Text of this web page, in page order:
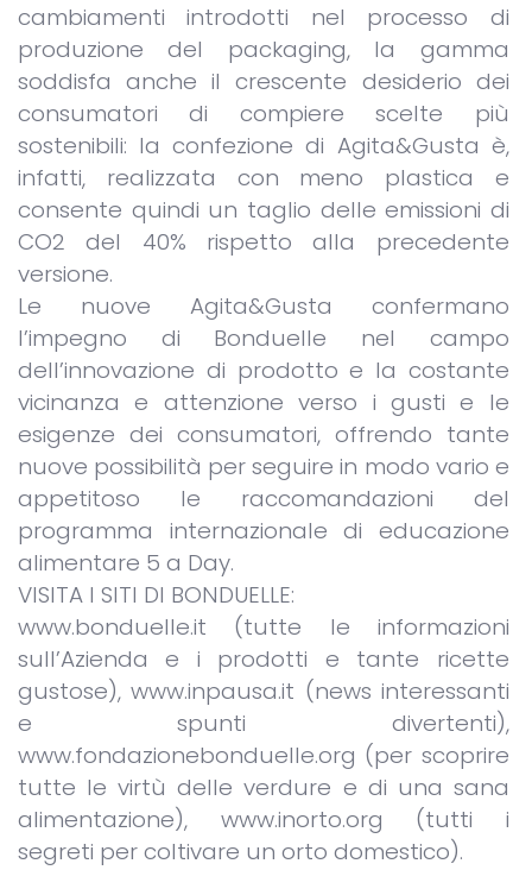
cambiamenti introdotti nel processo di
produzione del packaging, la gamma
soddisfa anche il crescente desiderio dei
consumatori di compiere scelte più
sostenibili: la confezione di Agita&Gusta è,
infatti, realizzata con meno plastica e
consente quindi un taglio delle emissioni di
CO2 del 40% rispetto alla precedente
versione.
Le nuove Agita&Gusta confermano
l’impegno di Bonduelle nel campo
dell’innovazione di prodotto e la costante
vicinanza e attenzione verso i gusti e le
esigenze dei consumatori, offrendo tante
nuove possibilità per seguire in modo vario e
appetitoso le raccomandazioni del
programma internazionale di educazione
alimentare 5 a Day.
VISITA I SITI DI BONDUELLE:
www.bonduelle.it (tutte le informazioni
sull’Azienda e i prodotti e tante ricette
gustose), www.inpausa.it (news interessanti
e spunti divertenti),
www.fondazionebonduelle.org (per scoprire
tutte le virtù delle verdure e di una sana
alimentazione), www.inorto.org (tutti i
segreti per coltivare un orto domestico).